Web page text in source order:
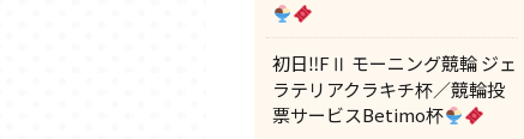
初日‼FⅡ モーニング競輪 ジェ
ラテリアクラキチ杯／競輪投
票サービスBetimo杯